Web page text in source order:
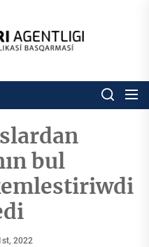
Respublikası
basqarması
isleri
2022